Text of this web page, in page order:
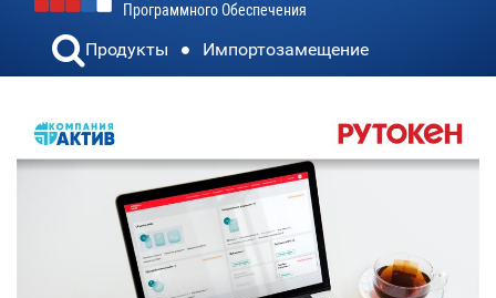
Программного Обеспечения
Продукты Импортозамещение